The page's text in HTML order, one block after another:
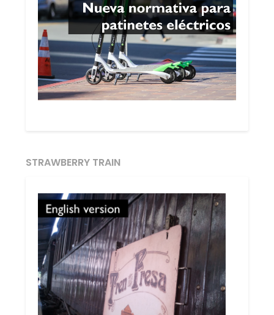
STRAWBERRY TRAIN